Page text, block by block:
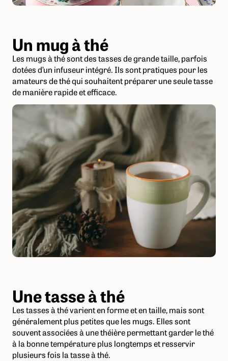
Un mug à thé
Les mugs à thé sont des tasses de grande taille, parfois
dotées d’un infuseur intégré. Ils sont pratiques pour les
amateurs de thé qui souhaitent préparer une seule tasse
de manière rapide et efficace.
Une tasse à thé
Les tasses à thé varient en forme et en taille, mais sont
généralement plus petites que les mugs. Elles sont
souvent associées à une théière permettant garder le thé
à la bonne température plus longtemps et resservir
plusieurs fois la tasse à thé.